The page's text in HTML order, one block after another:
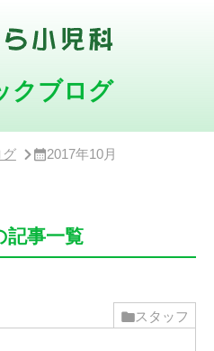
クブログ
グ 2017年10月
記事一覧
スタッフ